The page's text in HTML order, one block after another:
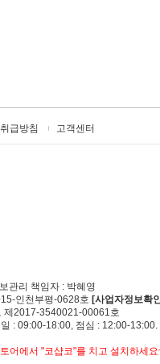
급방침 고객센터
관리 책임자 : 박혜영
인천부평-0628호 [사업자정보확
제2017-3540021-00061호
: 09:00-18:00, 점심 : 12:00-
어에서 "코샵코"를 치고 설치하세